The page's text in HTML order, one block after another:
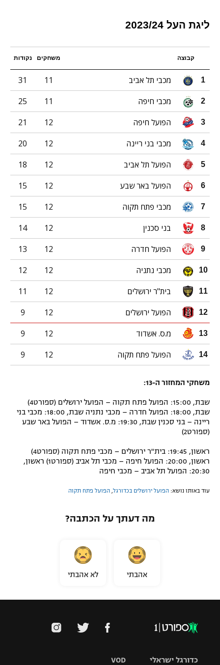
ליגת העל 2023/24
קבוצה משחקים נקודות
1 מכבי תל אביב 11
31
2 מכבי חיפה 11
25
3 הפועל חיפה 12
21
4 מכבי בני ריינה 12
20
5 הפועל תל אביב 12
18
6 הפועל באר שבע 12
15
7 מכבי פתח תקוה 12
15
8 בני סכנין 12
14
9 הפועל חדרה 12
13
10 מכבי נתניה 12
12
11 בית"ר ירושלים 12
11
12 הפועל ירושלים 12
9
13 מ.ס. אשדוד 12
9
14 הפועל פתח תקוה 12
9
משחקי המחזור ה-13:
שבת, 15:00: הפועל פתח תקוה – הפועל ירושלים (ספורט4)
שבת, 18:00: הפועל חדרה – מכבי נתניה שבת, 18:00: מכבי בני
ריינה – בני סכנין שבת, 19:30: מ.ס. אשדוד – הפועל באר שבע
(ספורט2)
ראשון, 19:45: בית"ר ירושלים – מכבי פתח תקוה (ספורט4)
ראשון, 20:00: הפועל חיפה – מכבי תל אביב (ספורט1) ראשון,
20:30: הפועל תל אביב – מכבי חיפה
עוד באותו נושא: הפועל ירושלים בכדורגל הפועל פתח תקוה
מה דעתך על הכתבה?
אהבתי לא אהבתי
VOD כדורגל ישראלי